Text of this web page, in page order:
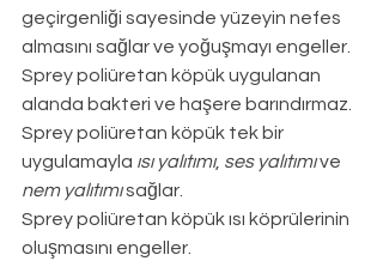
geçirgenliği sayesinde yüzeyin nefes
almasını sağlar ve yoğuşmayı engeller.
Sprey poliüretan köpük uygulanan
alanda bakteri ve haşere barındırmaz.
Sprey poliüretan köpük tek bir
uygulamayla ısı yalıtımı, ses yalıtımı ve
nem yalıtımı sağlar.
Sprey poliüretan köpük ısı köprülerinin
oluşmasını engeller.